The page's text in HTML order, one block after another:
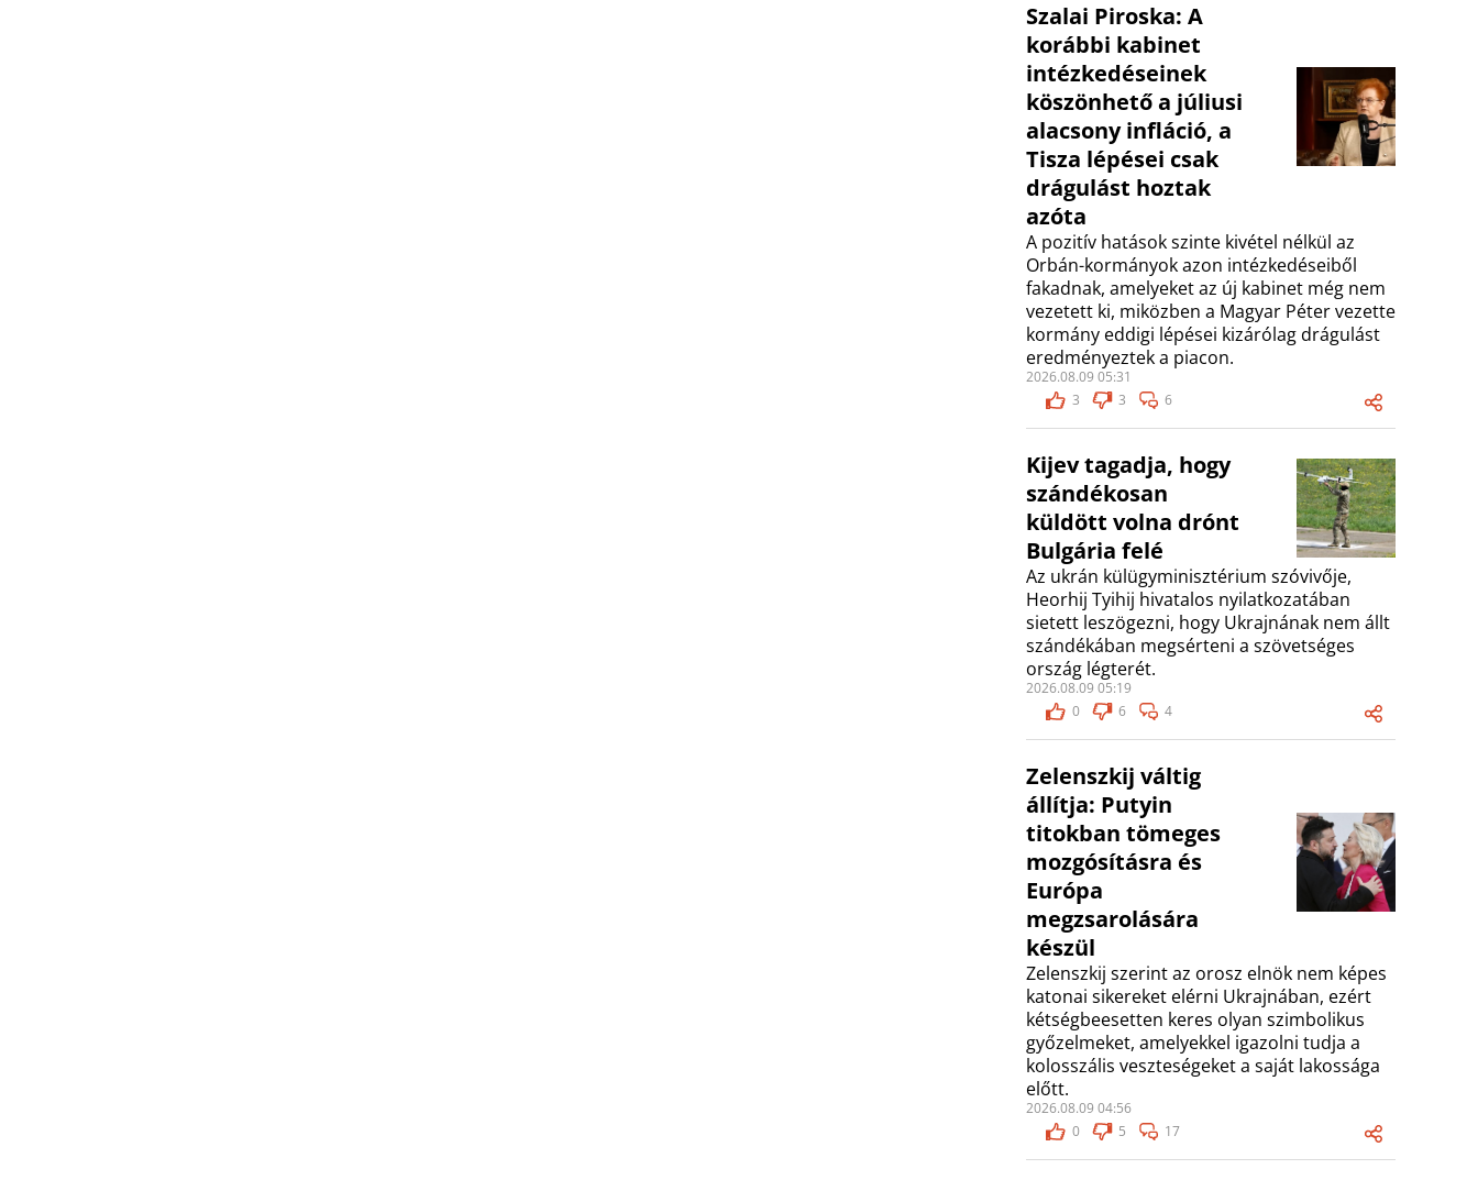
Szalai Piroska: A
korábbi kabinet
intézkedéseinek
köszönhető a júliusi
alacsony infláció, a
Tisza lépései csak
drágulást hoztak
azóta
A pozitív hatások szinte kivétel nélkül az
Orbán-kormányok azon intézkedéseiből
fakadnak, amelyeket az új kabinet még nem
vezetett ki, miközben a Magyar Péter vezette
kormány eddigi lépései kizárólag drágulást
eredményeztek a piacon.
2026.08.09 05:31
3
3 6
Kijev tagadja, hogy
szándékosan
küldött volna drónt
Bulgária felé
Az ukrán külügyminisztérium szóvivője,
Heorhij Tyihij hivatalos nyilatkozatában
sietett leszögezni, hogy Ukrajnának nem állt
szándékában megsérteni a szövetséges
ország légterét.
2026.08.09 05:19
0
6 4
Zelenszkij váltig
állítja: Putyin
titokban tömeges
mozgósításra és
Európa
megzsarolására
készül
Zelenszkij szerint az orosz elnök nem képes
katonai sikereket elérni Ukrajnában, ezért
kétségbeesetten keres olyan szimbolikus
győzelmeket, amelyekkel igazolni tudja a
kolosszális veszteségeket a saját lakossága
előtt.
2026.08.09 04:56
0
5 17